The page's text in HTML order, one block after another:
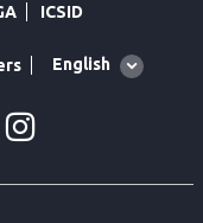
ICSID
Global
English